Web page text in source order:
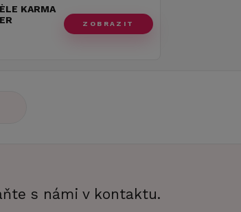
KARMA
ZOBRAZIT
s námi v kontaktu.